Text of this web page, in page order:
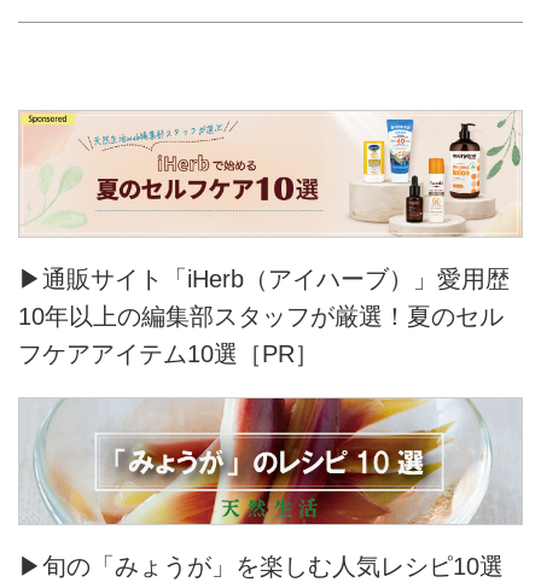
▶通販サイト「iHerb（アイハーブ）」愛用歴
10年以上の編集部スタッフが厳選！夏のセル
フケアアイテム10選［PR］
▶旬の「みょうが」を楽しむ人気レシピ10選